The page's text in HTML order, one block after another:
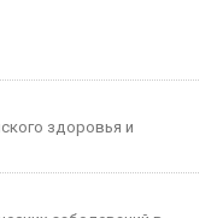
правила